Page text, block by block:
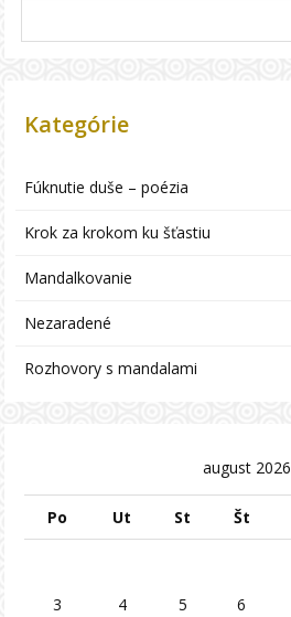
Kategórie
Fúknutie duše – poézia
Krok za krokom ku šťastiu
Mandalkovanie
Nezaradené
Rozhovory s mandalami
august 2026
Po Ut St Št
3 4 5 6